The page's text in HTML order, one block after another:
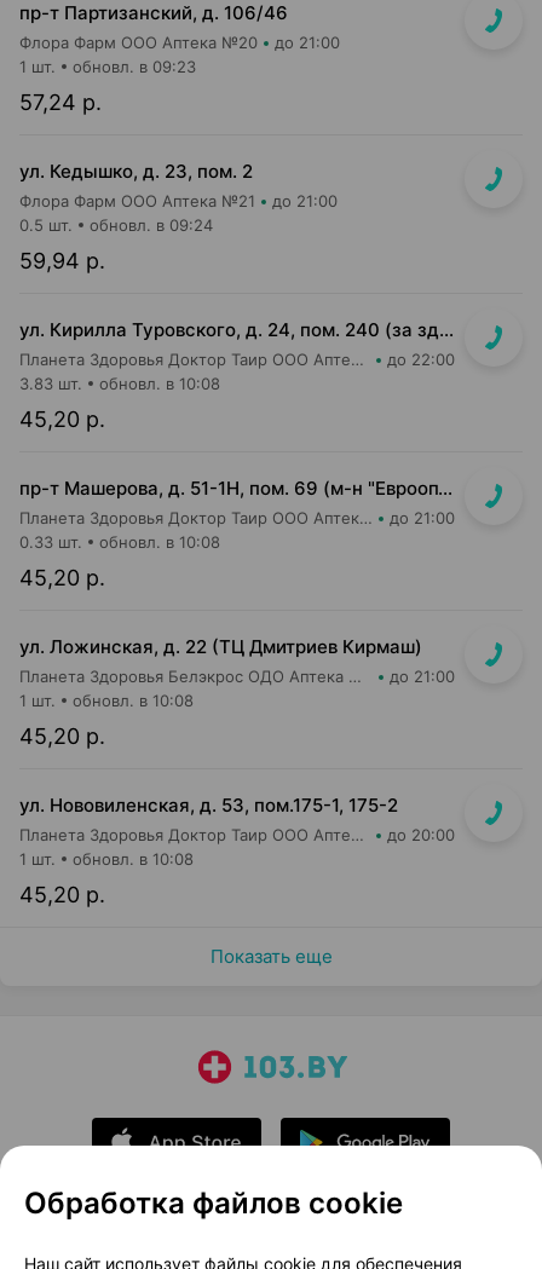
пр-т Партизанский, д. 106/46
Флора Фарм ООО Аптека №20 до 21:00
57,24 р.
1 шт. обновл. в 09:23
ул. Кедышко, д. 23, пом. 2
Флора Фарм ООО Аптека №21 до 21:00
59,94 р.
0.5 шт. обновл. в 09:24
ул. Кирилла Туровского, д. 24, пом. 240 (за зданием ТРЦ Dana Mall, пешеходный бульвар Пикассо, ориентир на мед.центр "Маяк Здоровья", 1 эт. жилого дома)
Планета Здоровья Доктор Таир ООО Аптека №31 до 22:00
45,20 р.
3.83 шт. обновл. в 10:08
пр-т Машерова, д. 51-1Н, пом. 69 (м-н "Евроопт")
Планета Здоровья Доктор Таир ООО Аптека №8 до 21:00
45,20 р.
0.33 шт. обновл. в 10:08
ул. Ложинская, д. 22 (ТЦ Дмитриев Кирмаш)
Планета Здоровья Белэкрос ОДО Аптека №3 до 21:00
45,20 р.
1 шт. обновл. в 10:08
ул. Нововиленская, д. 53, пом.175-1, 175-2
Планета Здоровья Доктор Таир ООО Аптека №5 до 20:00
45,20 р.
1 шт. обновл. в 10:08
Показать еще
О проекте Новости проекта
Обработка файлов cookie
Наш сайт использует файлы cookie для обеспечения